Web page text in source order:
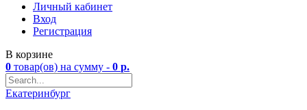
Личный кабинет
Вход
Регистрация
В корзине
0 товар(ов) на сумму - 0 р.
Екатеринбург